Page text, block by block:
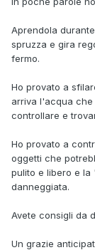
Aprendola
spruzza e gira
fermo.
Ho provato a
arriva l'acqua che
controllare e
Ho provato a
oggetti che
pulito e libero e la
danneggiata.
Avete consigli da
Un grazie